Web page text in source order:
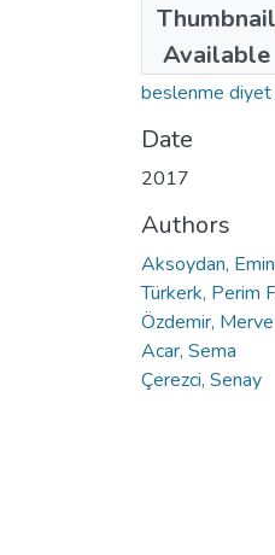
Thumbnail
Available
beslenme
MB)
beslenme
Date
2017
Authors
Aksoydan,
Türkerk, Perim
Özdemir, Merve
Acar, Sema
Çerezci, Senay